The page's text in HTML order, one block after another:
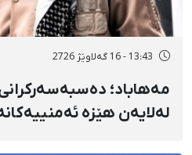
13:43 - 16 گەلاوێژ 2726
مەهاباد؛ دەسبەسەرکرانی
لەلایەن هێزە